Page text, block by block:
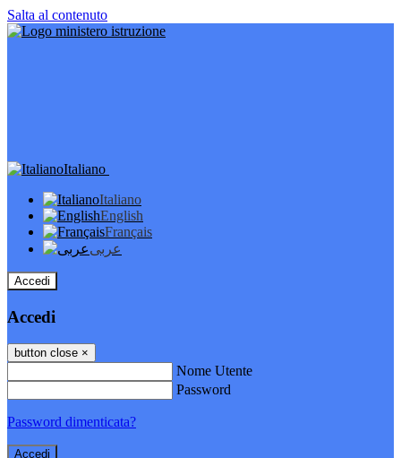
Salta al contenuto
Italiano
Italiano
English
Français
عربى
Accedi
Accedi
button close ×
Nome Utente
Password
Password dimenticata?